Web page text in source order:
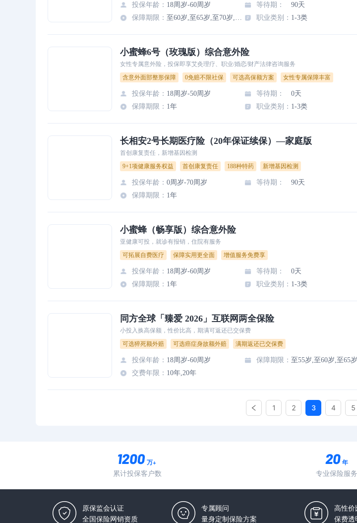
投保年龄 ： 18周岁-60周岁 等待期 ：
90天
保障期限 ： 至60岁,至65岁,至70岁,10年,20年,30年 职业类别 ： 1-3类
小蜜蜂6号（玫瑰版）综合意外险
女性专属意外险，投保即享艾灸理疗、职业/婚恋/财产法律咨询服务
含意外面部整形保障
0免赔不限社保 可选高保额方案 女性专属保障丰富
投保年龄 ： 18周岁-50周岁 等待期 ：
0天
保障期限 ： 1年 职业类别 ： 1-3类
长相安2号长期医疗险（20年保证续保）—家庭版
首创康复责任，新增基因检测
9+1项健康服务权益
首创康复责任 188种特药 新增基因检测
投保年龄 ： 0周岁-70周岁 等待期 ：
90天
保障期限 ： 1年
小蜜蜂（畅享版）综合意外险
亚健康可投，就诊有报销，住院有服务
可拓展自费医疗
保障实用更全面 增值服务免费享
投保年龄 ： 18周岁-60周岁 等待期 ：
0天
保障期限 ： 1年 职业类别 ： 1-3类
同方全球「臻爱 2026」互联网两全保险
小投入换高保额，性价比高，期满可返还已交保费
可选猝死额外赔
可选癌症身故额外赔 满期返还已交保费
投保年龄 ： 18周岁-60周岁 保障期限 ：
交费年限 ： 10年,20年
1 2 3 4 5
万+
累计投保客户数
年
专业保险服务
原保监会认证
全国保险网销资质
专属顾问
量身定制保险方案
高性价
保费透